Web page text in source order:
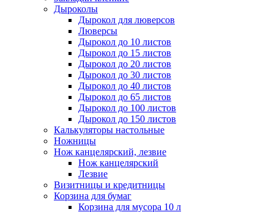
Дыроколы
Дырокол для люверсов
Люверсы
Дырокол до 10 листов
Дырокол до 15 листов
Дырокол до 20 листов
Дырокол до 30 листов
Дырокол до 40 листов
Дырокол до 65 листов
Дырокол до 100 листов
Дырокол до 150 листов
Калькуляторы настольные
Ножницы
Нож канцелярский, лезвие
Нож канцелярский
Лезвие
Визитницы и кредитницы
Корзина для бумаг
Корзина для мусора 10 л